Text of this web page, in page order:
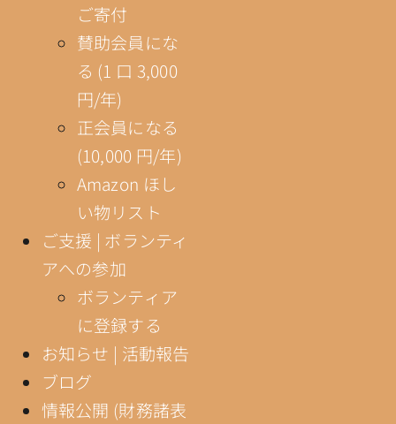
ご寄付
賛助会員にな
る (1 口 3,000
円/年)
正会員になる
(10,000 円/年)
Amazon ほし
い物リスト
ご支援 | ボランティ
アへの参加
ボランティア
に登録する
お知らせ | 活動報告
ブログ
情報公開 (財務諸表